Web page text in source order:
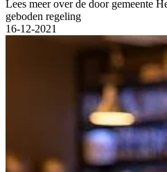
Lees meer over de door gemeente
geboden regeling
16-12-2021